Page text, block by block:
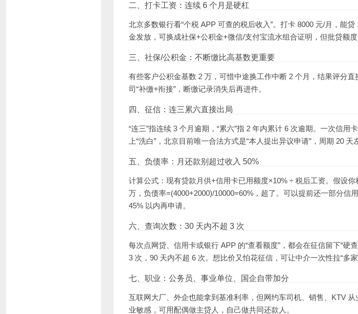
二、打卡工资：连续 6 个月是硬杠
北京多数银行看“个税 APP 可查的税后收入”。打卡 8000 元/月，能
金发放，可换成社保+公积金+微信/支付宝流水组合证明，但批贷额度
三、社保/公积金：不断缴比高基数更重要
有些客户公积金基数 2 万，可惜中途换工作中断 2 个月，结果评分
司“补缴+衔接”，断缴记录消失后再进件。
四、征信：连三累六直接出局
“连三”指连续 3 个月逾期，“累六”指 2 年内累计 6 次逾期。一次信用
上“洗白”，北京目前唯一合法方式是“本人提出异议申请”，周期 20 天
五、负债率：月还款别超过收入 50%
计算公式：现有贷款月供+信用卡已用额度×10% ÷ 税后工资。假设
万，负债率=(4000+2000)/10000=60%，超了。可以提前还一部分信
45% 以内再申请。
六、查询次数：30 天内不超 3 次
每次点网贷、信用卡或银行 APP 的“查看额度”，都会在征信留下“硬
3 次，90 天内不超 6 次。想比价又怕花征信，可让中介一次性拉“多家
七、职业：公务员、事业单位、国企自带加分
互联网大厂、外企也能拿到基准利率，但网约车司机、销售、KTV 从
业敏感，可用配偶做主贷人，自己做共同还款人。